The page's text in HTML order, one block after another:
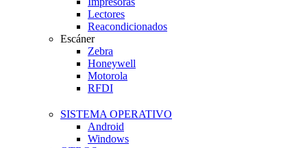
Lectores
Reacondicionados
Escáner
Zebra
Honeywell
Motorola
RFDI
SISTEMA OPERATIVO
Android
Windows